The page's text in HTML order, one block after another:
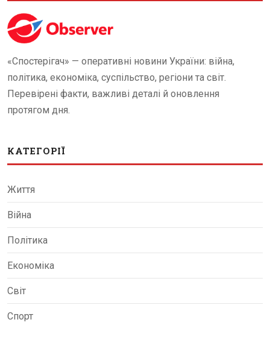
«Спостерігач» — оперативні новини України: війна,
політика, економіка, суспільство, регіони та світ.
Перевірені факти, важливі деталі й оновлення
протягом дня.
КАТЕГОРІЇ
Життя
Війна
Політика
Економіка
Світ
Спорт